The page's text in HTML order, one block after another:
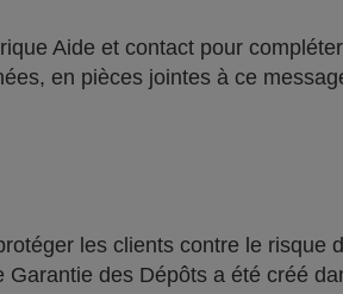
Aide et contact pour
en pièces jointes à ce
les clients contre le risque
des Dépôts a été créé